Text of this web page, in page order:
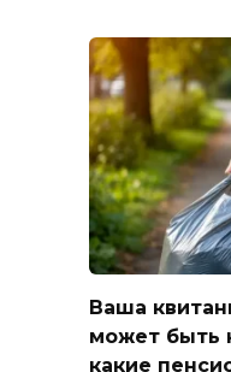
Ваша
может быть
какие